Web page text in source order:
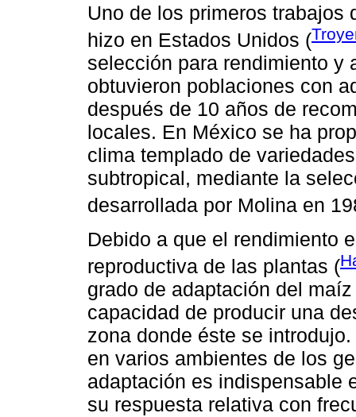
Uno de los primeros
hizo en Estados Unidos (
selección para rendimiento y
obtuvieron poblaciones con
después de 10 años de
locales. En México se ha
clima templado de
subtropical, mediante la
desarrollada por Molina en
Debido a que el rendimiento
reproductiva de las plantas (
grado de adaptación del
capacidad de producir una
zona donde éste se
en varios ambientes de los
adaptación es indispensable
su respuesta relativa con